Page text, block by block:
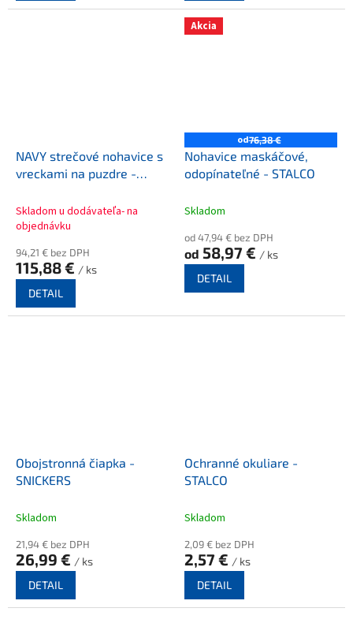
NAVY strečové nohavice s
vreckami na puzdre -
Skladom u dodávateľa- na
objednávku
94,21 € bez DPH
115,88 € / ks
DETAIL
Akcia
od76,38 €
Nohavice maskáčové,
odopínateľné - STALCO
Skladom
od 47,94 € bez DPH
od 58,97 € / ks
DETAIL
Obojstronná čiapka -
SNICKERS
Skladom
21,94 € bez DPH
26,99 € / ks
DETAIL
Ochranné okuliare -
STALCO
Skladom
2,09 € bez DPH
2,57 € / ks
DETAIL